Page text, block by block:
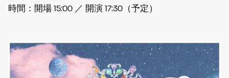
時間：開場 15:00 ／ 開演 17:30（予定）